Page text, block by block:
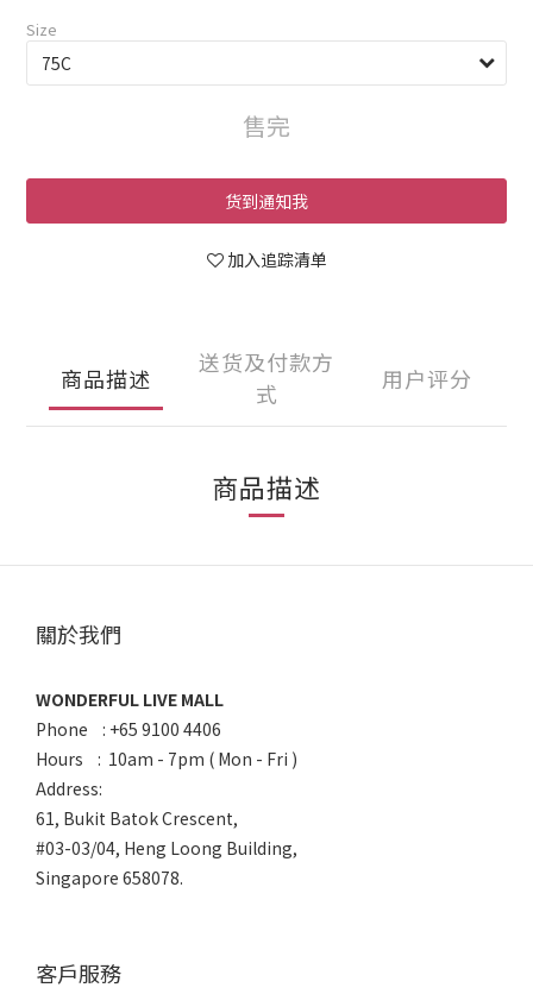
Size
售完
货到通知我
加入追踪清单
商品描述
送货及付款方
式
用户评分
商品描述
關於我們
WONDERFUL LIVE MALL
Phone : +65 9100 4406
Hours : 10am - 7pm ( Mon - Fri )
Address:
61, Bukit Batok Crescent,
#03-03/04, Heng Loong Building,
Singapore 658078.
客戶服務